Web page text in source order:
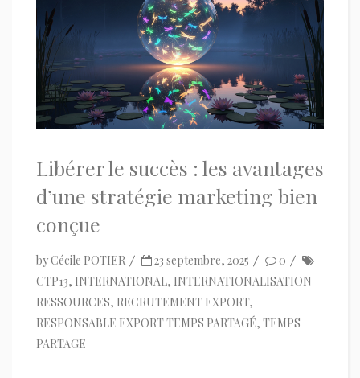
Libérer le succès : les avantages
d’une stratégie marketing bien
conçue
byCécile POTIER 23 septembre, 2025
0
CTP13, INTERNATIONAL, INTERNATIONALISATION
RESSOURCES, RECRUTEMENT EXPORT,
RESPONSABLE EXPORT TEMPS PARTAGÉ, TEMPS
PARTAGE